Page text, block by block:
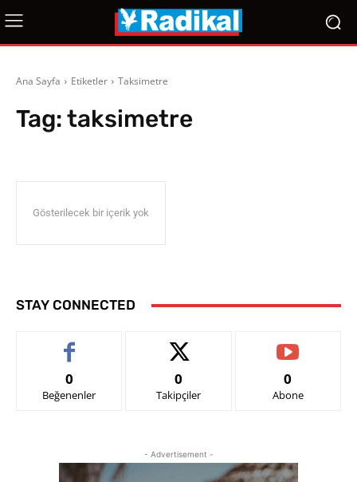
Ana Sayfa Etiketler Taksimetre
Tag:taksimetre
Gösterilecek bir içerik yok
STAY CONNECTED
0
Beğenenler
0
Takipçiler
0
Abone
- Advertisement -